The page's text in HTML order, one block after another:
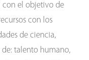
con el objetivo de
con los
de ciencia,
talento humano,